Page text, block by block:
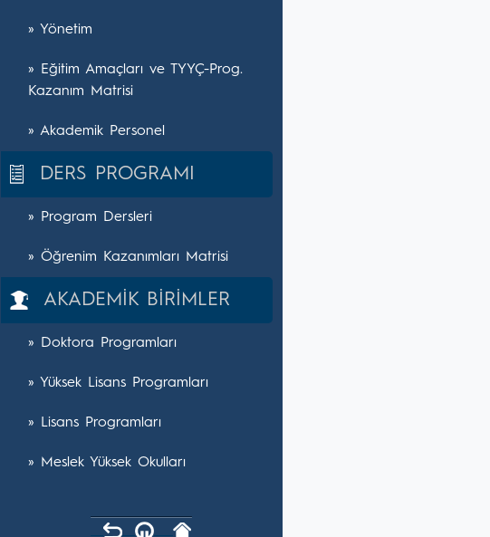
» Yönetim
» Eğitim Amaçları ve TYYÇ-Prog.
Kazanım Matrisi
» Akademik Personel
DERS PROGRAMI
» Program Dersleri
» Öğrenim Kazanımları Matrisi
AKADEMİK BİRİMLER
» Doktora Programları
» Yüksek Lisans Programları
» Lisans Programları
» Meslek Yüksek Okulları